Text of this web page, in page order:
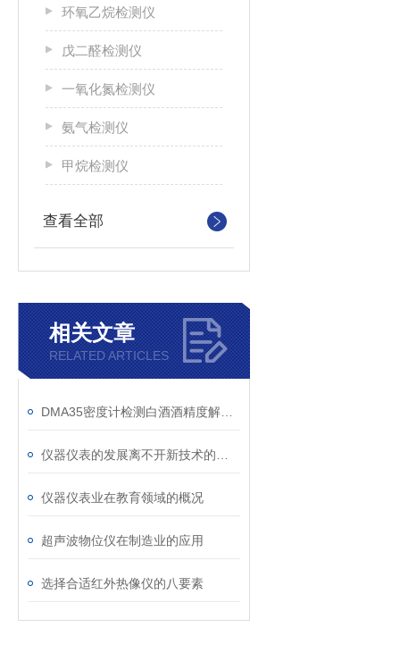
环氧乙烷检测仪
戊二醛检测仪
一氧化氮检测仪
氨气检测仪
甲烷检测仪
查看全部
相关文章
RELATED ARTICLES
仪器仪表业在教育领域的概况
超声波物位仪在制造业的应用
选择合适红外热像仪的八要素